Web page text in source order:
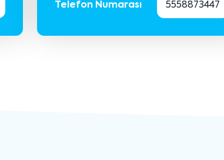
Telefon Numarası 5558873447